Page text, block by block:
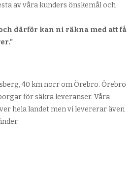
av våra kunders önskemål och
därför kan ni räkna med att få
40 km norr om Örebro. Örebro
för säkra leveranser. Våra
hela landet men vi levererar även